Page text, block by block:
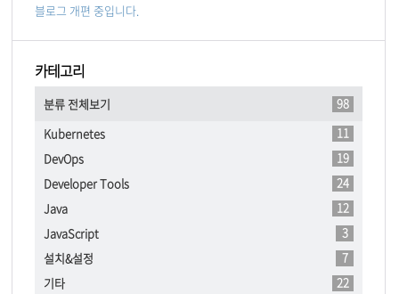
블로그 개편 중입니다.
카테고리
분류 전체보기
98
Kubernetes
11
DevOps
19
Developer Tools
24
Java
12
JavaScript
3
설치&설정
7
기타
22